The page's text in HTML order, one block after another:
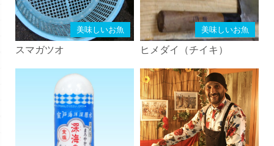
美味しいお魚
スマガツオ
美味しいお魚
ヒメダイ（チイキ）